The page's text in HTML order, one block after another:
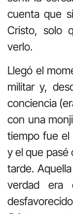
cuenta que
Cristo, solo
verlo.
Llegó el
militar y,
conciencia
con una
tiempo fue el
y el que pasé
tarde.
verdad